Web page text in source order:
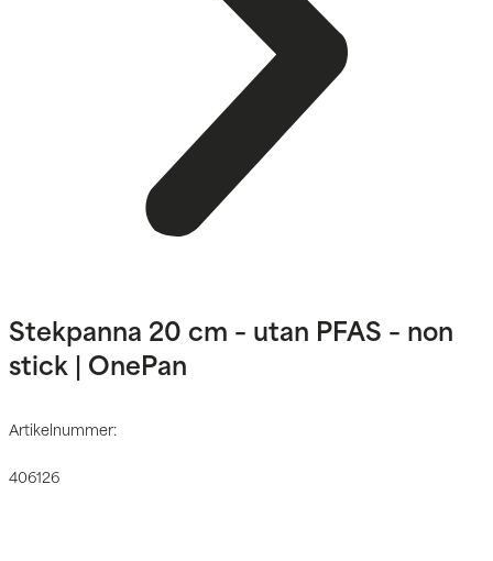
Stekpanna 20 cm – utan PFAS – non
stick | OnePan
Artikelnummer:
406126